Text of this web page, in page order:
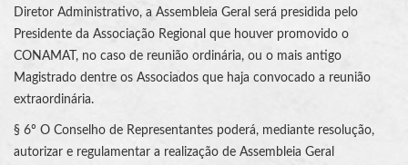
Diretor Administrativo, a Assembleia Geral será presidida pelo
Presidente da Associação Regional que houver promovido o
CONAMAT, no caso de reunião ordinária, ou o mais antigo
Magistrado dentre os Associados que haja convocado a reunião
extraordinária.
§ 6º O Conselho de Representantes poderá, mediante resolução,
autorizar e regulamentar a realização de Assembleia Geral